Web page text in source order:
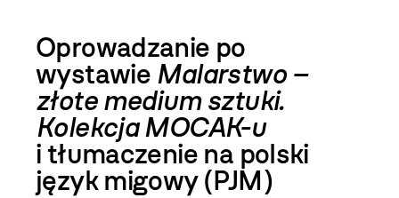
Oprowadzanie po
wystawie Malarstwo –
złote medium sztuki.
Kolekcja MOCAK-u
i tłumaczenie na polski
język migowy (PJM)